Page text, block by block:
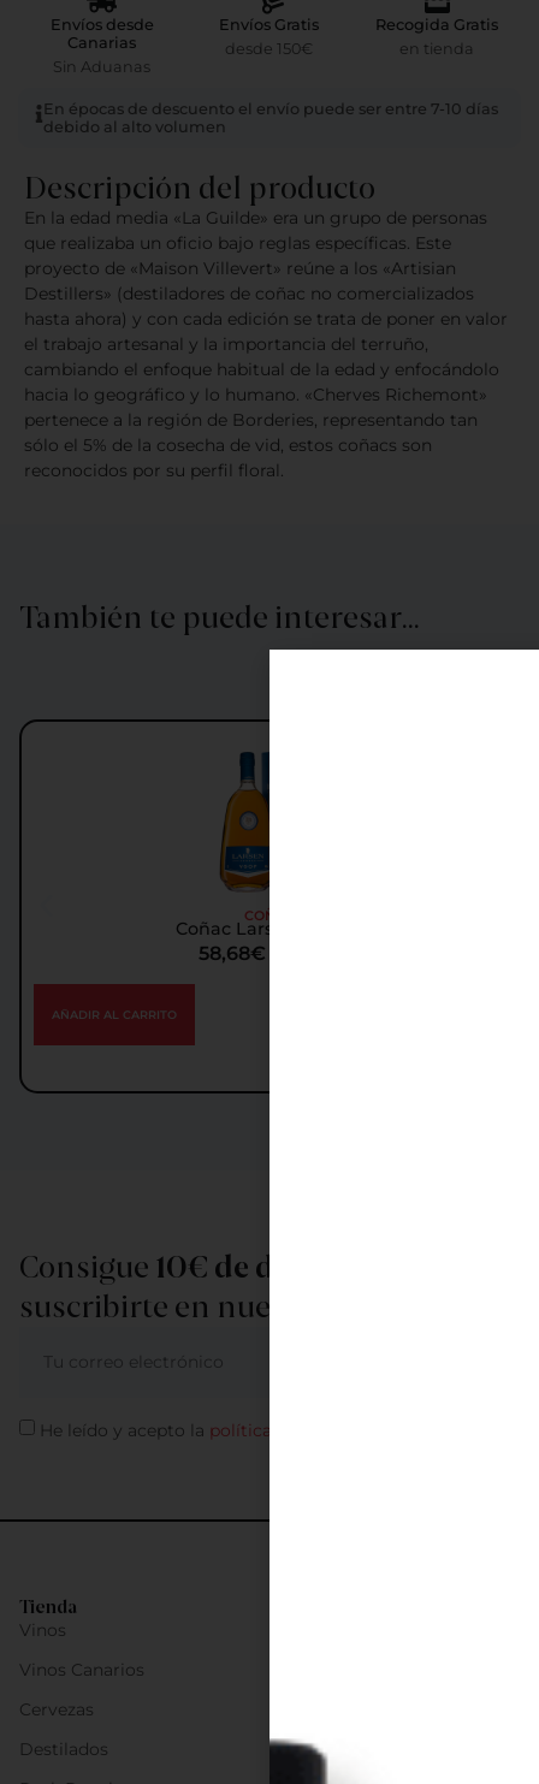
Envíos desde
Canarias
Sin Aduanas
Envíos Gratis
desde 150€
Recogida Gratis
en tienda
En épocas de descuento el envío puede ser entre 7-10 días
debido al alto volumen
Descripción del producto
En la edad media «La Guilde» era un grupo de personas
que realizaba un oficio bajo reglas específicas. Este
proyecto de «Maison Villevert» reúne a los «Artisian
Destillers» (destiladores de coñac no comercializados
hasta ahora) y con cada edición se trata de poner en valor
el trabajo artesanal y la importancia del terruño,
cambiando el enfoque habitual de la edad y enfocándolo
hacia lo geográfico y lo humano. «Cherves Richemont»
pertenece a la región de Borderies, representando tan
sólo el 5% de la cosecha de vid, estos coñacs son
reconocidos por su perfil floral.
También te puede interesar…
COÑAC
Coñac Larsen Vsop 1L
58,68€
AÑADIR AL CARRITO
Tienda
Vinos
Vinos Canarios
Cervezas
Destilados
Consigue 10€ de descuento
suscribirte en nuestra newsletter
He leído y acepto la política de privacidad